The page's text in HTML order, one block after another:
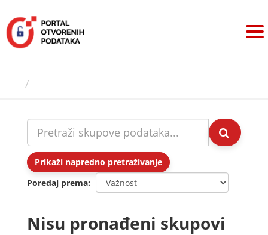
sadržaj
Prikaži napredno pretraživanje
Poredaj prema
Nisu pronađeni skupovi